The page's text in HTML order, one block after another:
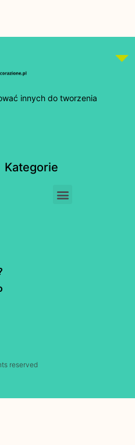
innych do tworzenia
Kategorie
reserved